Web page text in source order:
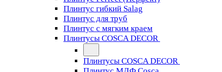
Плинтус гибкий Salag
Плинтус для труб
Плинтус с мягким краем
Плинтусы COSCA DECOR
Плинтусы COSCA DECOR